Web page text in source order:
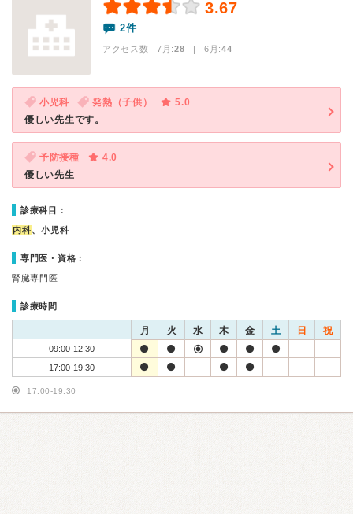
3.67
2件
アクセス数 7月:28 | 6月:44
小児科 発熱（子供）
5.0
優しい先生です。
予防接種
4.0
優しい先生
診療科目：
内科、小児科
専門医・資格：
腎臓専門医
診療時間
月 火 水 木 金 土 日 祝
09:00-12:30
17:00-19:30
17:00-19:30